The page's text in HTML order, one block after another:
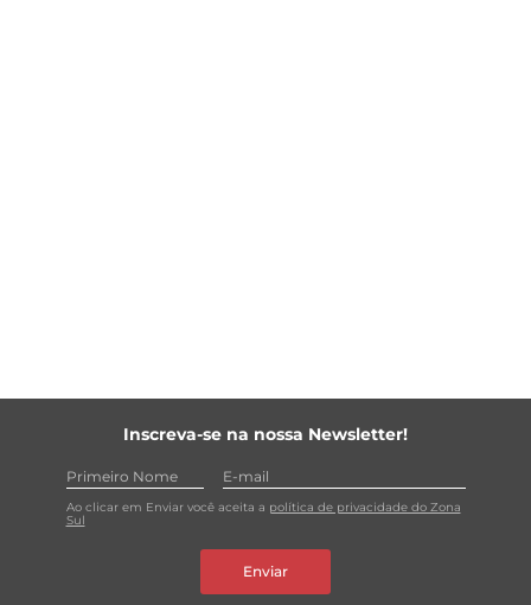
Inscreva-se na nossa Newsletter!
Ao clicar em Enviar você aceita a política de privacidade do Zona
Sul
Enviar